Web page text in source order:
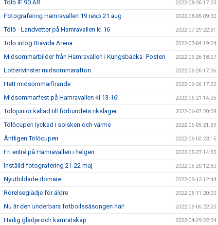
Tölö IF 90 ÅR 2022-08-26 17:33
Fotografering Hamravallen 19 resp 21 aug 2022-08-05 09:32
Tölö - Landvetter på Hamravallen kl 16 2022-07-29 22:31
Tölö intog Bravida Arena 2022-07-04 19:24
Midsommarbilder från Hamravallen i Kungsbacka- Posten 2022-06-26 18:27
Lotterivinster midsommarafton 2022-06-26 17:36
Hett midsommarfirande 2022-06-26 17:22
Midsommarfest på Hamravallen kl 13-16! 2022-06-21 14:25
Tölöjunior kallad till förbundets riksläger 2022-06-07 20:08
Tölöcupen lyckad i solsken och värme 2022-06-05 21:39
Äntligen Tölöcupen 2022-06-02 23:15
Fri entré på Hamravallen i helgen 2022-05-27 14:55
Inställd fotografering 21-22 maj 2022-05-20 12:50
Nyutbildade domare 2022-05-13 12:44
Rörelseglädje för äldre 2022-05-11 20:00
Nu är den underbara fotbollssäsongen här! 2022-05-05 22:20
Härlig glädje och kamratskap 2022-04-29 22:34